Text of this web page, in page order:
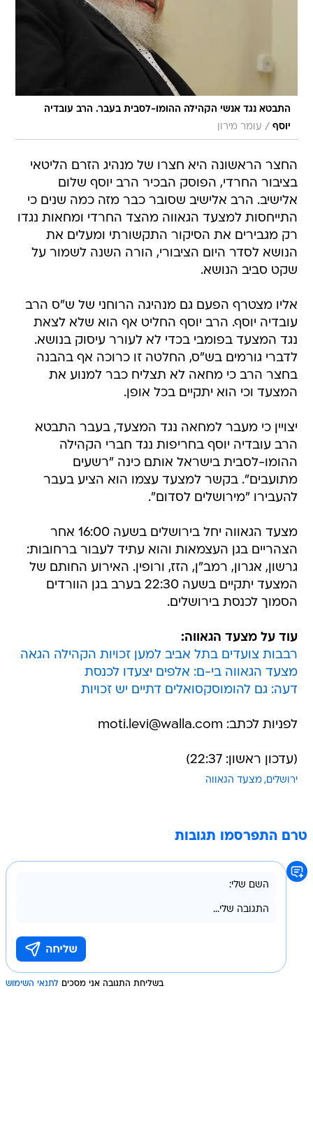
התבטא נגד אנשי הקהילה ההומו-לסבית בעבר. הרב עובדיה
יוסף / עומר מירון
החצר הראשונה היא חצרו של מנהיג הזרם הליטאי
בציבור החרדי, הפוסק הבכיר הרב יוסף שלום
אלישיב. הרב אלישיב שסובר כבר מזה כמה שנים כי
התייחסות למצעד הגאווה מהצד החרדי ומחאות נגדו
רק מגבירים את הסיקור התקשורתי ומעלים את
הנושא לסדר היום הציבורי, הורה השנה לשמור על
שקט סביב הנושא.
אליו מצטרף הפעם גם מנהיגה הרוחני של ש"ס הרב
עובדיה יוסף. הרב יוסף החליט אף הוא שלא לצאת
נגד המצעד בפומבי בכדי לא לעורר עיסוק בנושא.
לדברי גורמים בש"ס, החלטה זו כרוכה אף בהבנה
בחצר הרב כי מחאה לא תצליח כבר למנוע את
המצעד וכי הוא יתקיים בכל אופן.
יצויין כי מעבר למחאה נגד המצעד, בעבר התבטא
הרב עובדיה יוסף בחריפות נגד חברי הקהילה
ההומו-לסבית בישראל אותם כינה "רשעים
מתועבים". בקשר למצעד עצמו הוא הציע בעבר
להעבירו "מירושלים לסדום".
מצעד הגאווה יחל בירושלים בשעה 16:00 אחר
הצהריים בגן העצמאות והוא עתיד לעבור ברחובות:
גרשון, אגרון, רמב"ן, הזז, ורופין. האירוע החותם של
המצעד יתקיים בשעה 22:30 בערב בגן הוורדים
הסמוך לכנסת בירושלים.
עוד על מצעד הגאווה:
רבבות צועדים בתל אביב למען זכויות הקהילה הגאה
מצעד הגאווה בי-ם: אלפים יצעדו לכנסת
דעה: גם להומוסקסואלים דתיים יש זכויות
לפניות לכתב: moti.levi@walla.com
(עדכון ראשון: 22:37)
ירושלים מצעד הגאווה
טרם התפרסמו תגובות
בשליחת התגובה אני מסכים לתנאי השימוש